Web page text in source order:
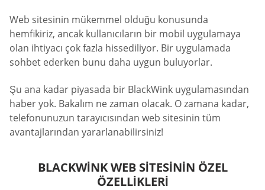
Web sitesinin mükemmel olduğu konusunda
hemfikiriz, ancak kullanıcıların bir mobil uygulamaya
olan ihtiyacı çok fazla hissediliyor. Bir uygulamada
sohbet ederken bunu daha uygun buluyorlar.
Şu ana kadar piyasada bir BlackWink uygulamasından
haber yok. Bakalım ne zaman olacak. O zamana kadar,
telefonunuzun tarayıcısından web sitesinin tüm
avantajlarından yararlanabilirsiniz!
BLACKWINK WEB SITESININ ÖZEL
ÖZELLIKLERI